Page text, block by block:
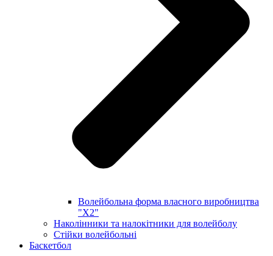
Волейбольна форма власного виробництва
"X2"
Наколінники та налокітники для волейболу
Стійки волейбольні
Баскетбол